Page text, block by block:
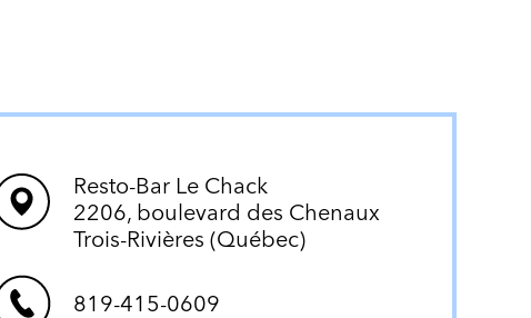
Resto-Bar Le Chack
2206, boulevard des Chenaux
Trois-Rivières (Québec)
819-415-0609